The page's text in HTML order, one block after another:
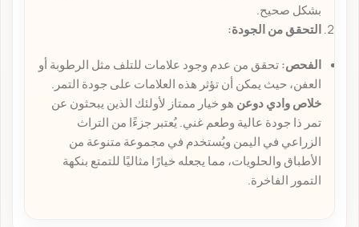
بشكل صحيح.
التحقق من الجودة:
الفحص:تحقق من عدم وجود علامات للتلف مثل الرطوبة أو
العفن، حيث يمكن أن تؤثر هذه العلامات على جودة التمر.
خلاص وادي دوعن هو خيار ممتاز لأولئك الذين يبحثون عن
تمر ذا جودة عالية وطعم غني. يُعتبر جزءًا من التراث
الزراعي في اليمن ويُستخدم في مجموعة متنوعة من
الأطباق والحلويات، مما يجعله خيارًا مثاليًا للتمتع بنكهة
التمور الفاخرة.